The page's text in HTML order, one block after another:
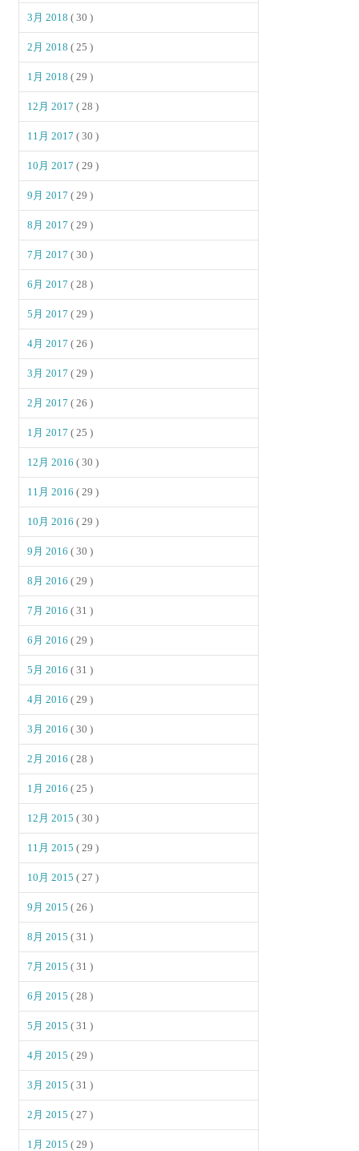
3月 2018( 30 )
2月 2018( 25 )
1月 2018( 29 )
12月 2017( 28 )
11月 2017( 30 )
10月 2017( 29 )
9月 2017( 29 )
8月 2017( 29 )
7月 2017( 30 )
6月 2017( 28 )
5月 2017( 29 )
4月 2017( 26 )
3月 2017( 29 )
2月 2017( 26 )
1月 2017( 25 )
12月 2016( 30 )
11月 2016( 29 )
10月 2016( 29 )
9月 2016( 30 )
8月 2016( 29 )
7月 2016( 31 )
6月 2016( 29 )
5月 2016( 31 )
4月 2016( 29 )
3月 2016( 30 )
2月 2016( 28 )
1月 2016( 25 )
12月 2015( 30 )
11月 2015( 29 )
10月 2015( 27 )
9月 2015( 26 )
8月 2015( 31 )
7月 2015( 31 )
6月 2015( 28 )
5月 2015( 31 )
4月 2015( 29 )
3月 2015( 31 )
2月 2015( 27 )
1月 2015( 29 )